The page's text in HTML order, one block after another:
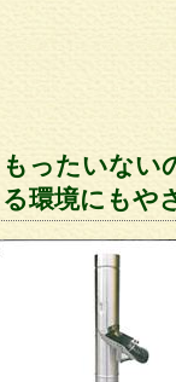
もったいない
る環境にもや